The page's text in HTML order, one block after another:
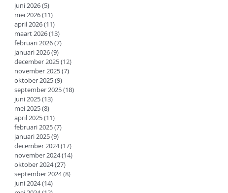
juni 2026(5)
mei 2026(11)
april 2026(11)
maart 2026(13)
februari 2026(7)
januari 2026(9)
december 2025(12)
november 2025(7)
oktober 2025(9)
september 2025(18)
juni 2025(13)
mei 2025(8)
april 2025(11)
februari 2025(7)
januari 2025(9)
december 2024(17)
november 2024(14)
oktober 2024(27)
september 2024(8)
juni 2024(14)